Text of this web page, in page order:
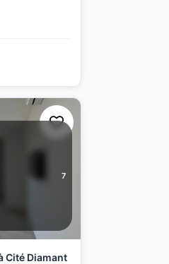
7
Cité Diamant